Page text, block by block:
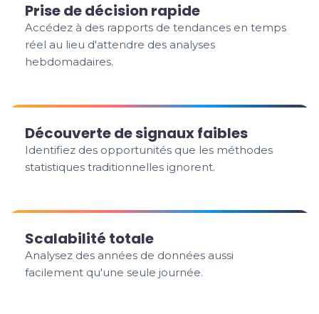
Prise de décision rapide
Accédez à des rapports de tendances en temps
réel au lieu d'attendre des analyses
hebdomadaires.
Découverte de signaux faibles
Identifiez des opportunités que les méthodes
statistiques traditionnelles ignorent.
Scalabilité totale
Analysez des années de données aussi
facilement qu'une seule journée.